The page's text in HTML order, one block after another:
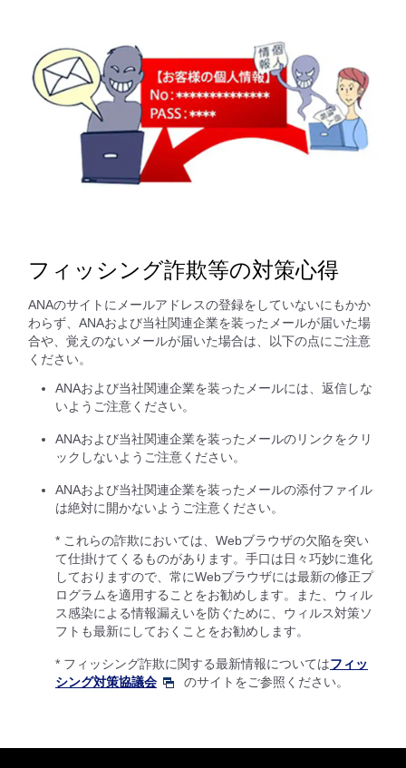
フィッシング詐欺等の対策心得
ANAのサイトにメールアドレスの登録をしていないにもかか
わらず、ANAおよび当社関連企業を装ったメールが届いた場
合や、覚えのないメールが届いた場合は、以下の点にご注意
ください。
ANAおよび当社関連企業を装ったメールには、返信しな
いようご注意ください。
ANAおよび当社関連企業を装ったメールのリンクをクリ
ックしないようご注意ください。
ANAおよび当社関連企業を装ったメールの添付ファイル
は絶対に開かないようご注意ください。
* これらの詐欺においては、Webブラウザの欠陥を突い
て仕掛けてくるものがあります。手口は日々巧妙に進化
しておりますので、常にWebブラウザには最新の修正プ
ログラムを適用することをお勧めします。また、ウィル
ス感染による情報漏えいを防ぐために、ウィルス対策ソ
フトも最新にしておくことをお勧めします。
* フィッシング詐欺に関する最新情報についてはフィッ
シング対策協議会
のサイトをご参照ください。